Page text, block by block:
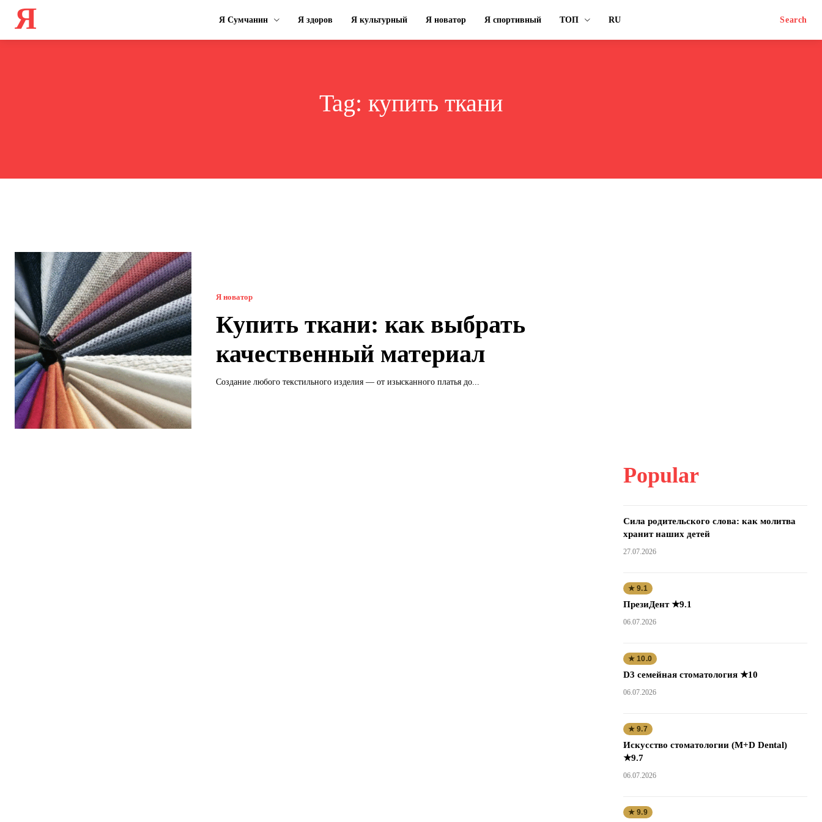
Я Я Сумчанин Я здоров Я культурный Я новатор Я спортивный ТОП RU Search
Tag: купить ткани
Я новатор
Купить ткани: как выбрать
качественный материал
Создание любого текстильного изделия — от изысканного платья до...
Popular
Сила родительского слова: как молитва
хранит наших детей
27.07.2026
★ 9.1
ПрезиДент ★9.1
06.07.2026
★ 10.0
D3 семейная стоматология ★10
06.07.2026
★ 9.7
Искусство стоматологии (M+D Dental)
★9.7
06.07.2026
★ 9.9